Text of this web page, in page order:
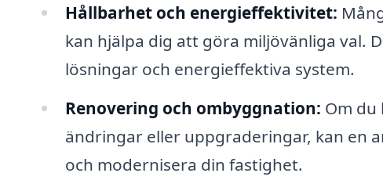
Hållbarhet och energieffektivitet:
kan hjälpa dig att göra miljövänliga val.
lösningar och energieffektiva system.
Renovering och ombyggnation: Om
ändringar eller uppgraderingar, kan en
och modernisera din fastighet.